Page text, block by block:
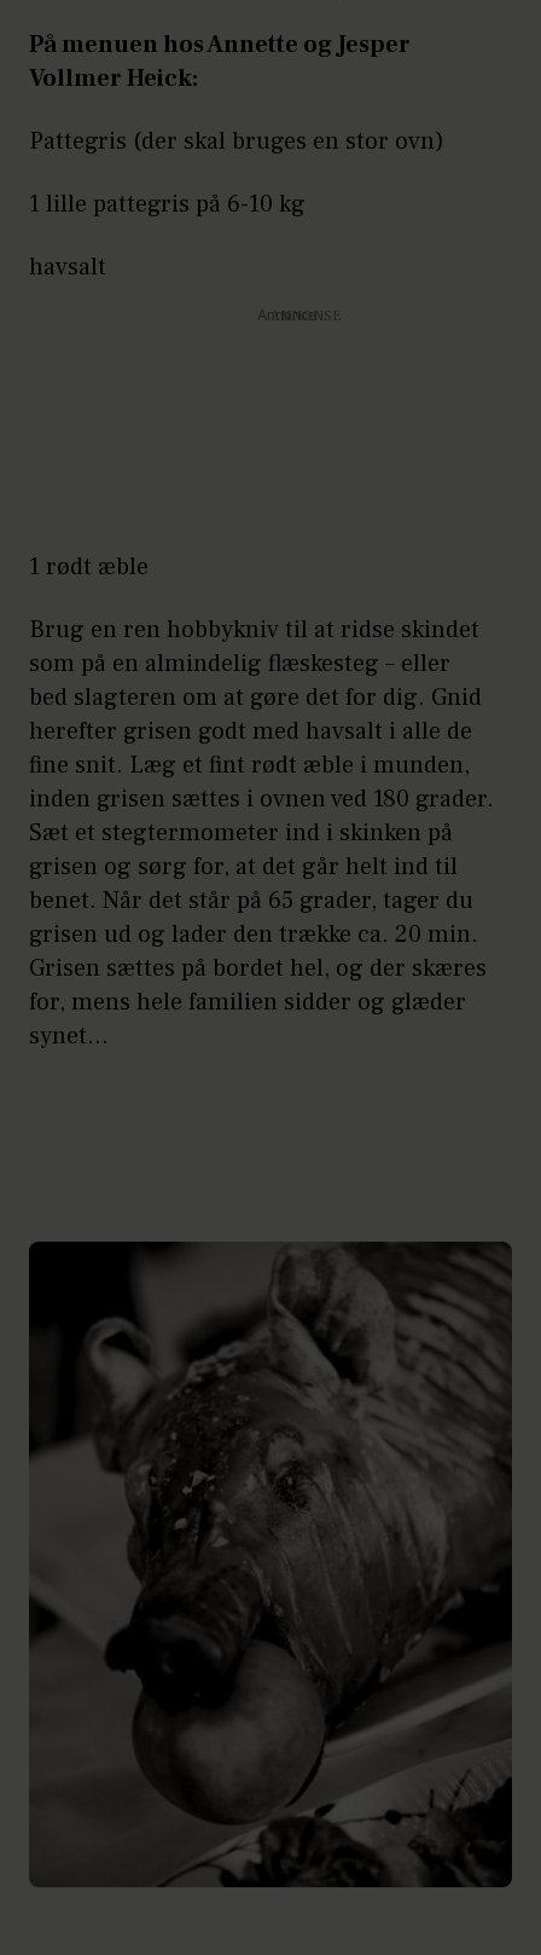
På menuen hos Annette og Jesper
Vollmer Heick:
Pattegris (der skal bruges en stor ovn)
1 lille pattegris på 6-10 kg
havsalt
Annonce
1 rødt æble
Brug en ren hobbykniv til at ridse skindet
som på en almindelig flæskesteg – eller
bed slagteren om at gøre det for dig. Gnid
herefter grisen godt med havsalt i alle de
fine snit. Læg et fint rødt æble i munden,
inden grisen sættes i ovnen ved 180 grader.
Sæt et stegtermometer ind i skinken på
grisen og sørg for, at det går helt ind til
benet. Når det står på 65 grader, tager du
grisen ud og lader den trække ca. 20 min.
Grisen sættes på bordet hel, og der skæres
for, mens hele familien sidder og glæder
synet...